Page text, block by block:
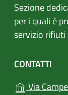
Sezione
per i quali è
servizio rifiuti
CONTATTI
Via